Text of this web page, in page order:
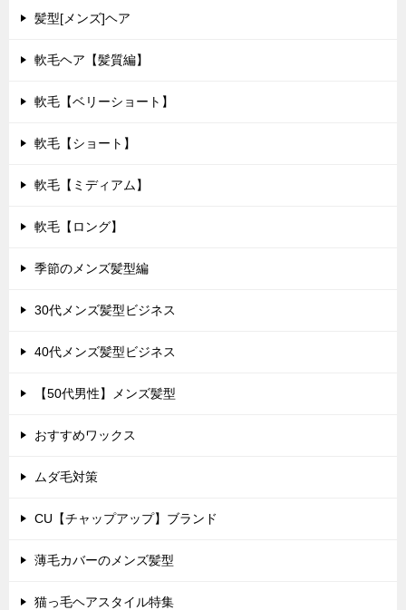
髪型[メンズ]ヘア
軟毛ヘア【髪質編】
軟毛【ベリーショート】
軟毛【ショート】
軟毛【ミディアム】
軟毛【ロング】
季節のメンズ髪型編
30代メンズ髪型ビジネス
40代メンズ髪型ビジネス
【50代男性】メンズ髪型
おすすめワックス
ムダ毛対策
CU【チャップアップ】ブランド
薄毛カバーのメンズ髪型
猫っ毛ヘアスタイル特集